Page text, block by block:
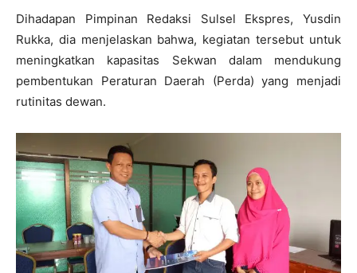
Dihadapan Pimpinan Redaksi Sulsel Ekspres, Yusdin
Rukka, dia menjelaskan bahwa, kegiatan tersebut untuk
meningkatkan kapasitas Sekwan dalam mendukung
pembentukan Peraturan Daerah (Perda) yang menjadi
rutinitas dewan.